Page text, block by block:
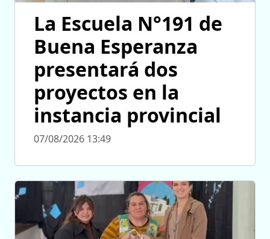
La Escuela N°191 de
Buena Esperanza
presentará dos
proyectos en la
instancia provincial
07/08/2026 13:49